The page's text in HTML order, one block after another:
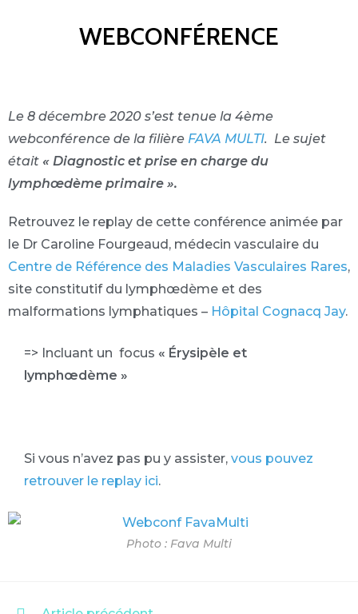
WEBCONFÉRENCE
Le 8 décembre 2020 s’est tenue la 4ème
webconférence de la filière FAVA MULTI. Le sujet
était « Diagnostic et prise en charge du
lymphœdème primaire ».
Retrouvez le replay de cette conférence animée par
le Dr Caroline Fourgeaud, médecin vasculaire du
Centre de Référence des Maladies Vasculaires Rares,
site constitutif du lymphœdème et des
malformations lymphatiques – Hôpital Cognacq Jay.
=> Incluant un focus « Érysipèle et
lymphœdème »
Si vous n’avez pas pu y assister, vous pouvez
retrouver le replay ici.
Photo : Fava Multi